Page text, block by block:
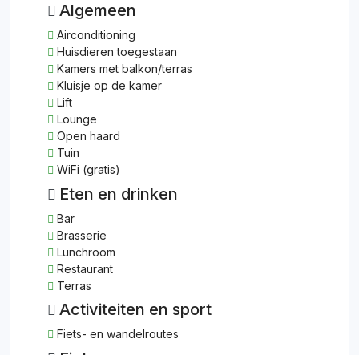
Algemeen
Airconditioning
Huisdieren toegestaan
Kamers met balkon/terras
Kluisje op de kamer
Lift
Lounge
Open haard
Tuin
WiFi (gratis)
Eten en drinken
Bar
Brasserie
Lunchroom
Restaurant
Terras
Activiteiten en sport
Fiets- en wandelroutes